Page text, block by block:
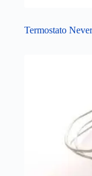
Termostato